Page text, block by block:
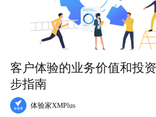
客户体验的业务价值和投
步指南
体验家XMPlus